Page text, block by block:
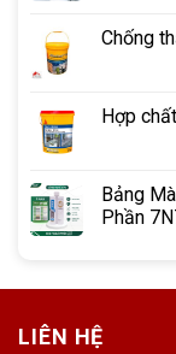
Chống
Hợp
Bảng
Phần
LIÊN HỆ